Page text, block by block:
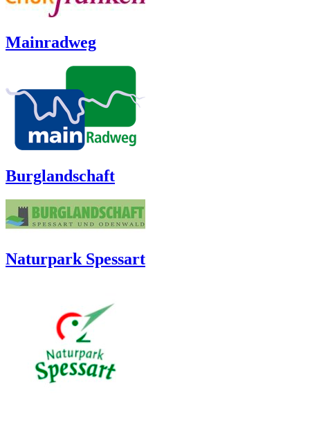
Mainradweg
Burglandschaft
Naturpark Spessart